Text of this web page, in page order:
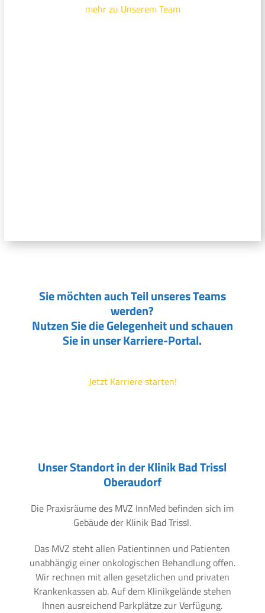
mehr zu Unserem Team
Sie möchten auch Teil unseres Teams
werden?
Nutzen Sie die Gelegenheit und schauen
Sie in unser Karriere-Portal.
Jetzt Karriere starten!
Unser Standort in der Klinik Bad Trissl
Oberaudorf
Die Praxisräume des MVZ InnMed befinden sich im
Gebäude der Klinik Bad Trissl.
Das MVZ steht allen Patientinnen und Patienten
unabhängig einer onkologischen Behandlung offen.
Wir rechnen mit allen gesetzlichen und privaten
Krankenkassen ab. Auf dem Klinikgelände stehen
Ihnen ausreichend Parkplätze zur Verfügung.